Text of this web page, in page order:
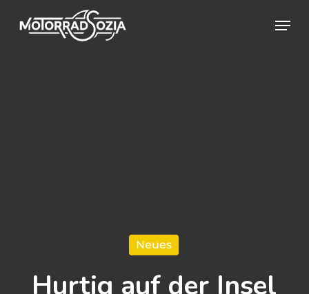
Menu
Neues
Hurtig auf der Insel